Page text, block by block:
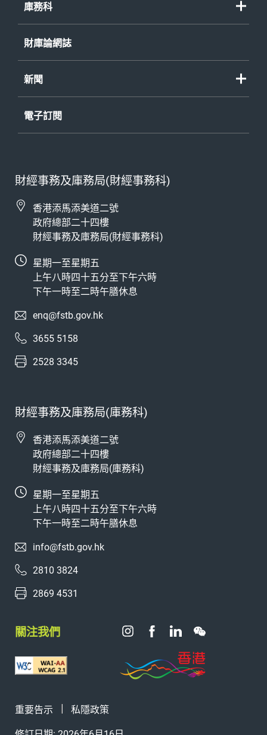
庫務科
財庫論網誌
新聞
電子訂閱
財經事務及庫務局(財經事務科)
香港添馬添美道二號
政府總部二十四樓
財經事務及庫務局(財經事務科)
星期一至星期五
上午八時四十五分至下午六時
下午一時至二時午膳休息
enq@fstb.gov.hk
3655 5158
2528 3345
財經事務及庫務局(庫務科)
香港添馬添美道二號
政府總部二十四樓
財經事務及庫務局(庫務科)
星期一至星期五
上午八時四十五分至下午六時
下午一時至二時午膳休息
info@fstb.gov.hk
2810 3824
2869 4531
關注我們
重要告示 私隱政策